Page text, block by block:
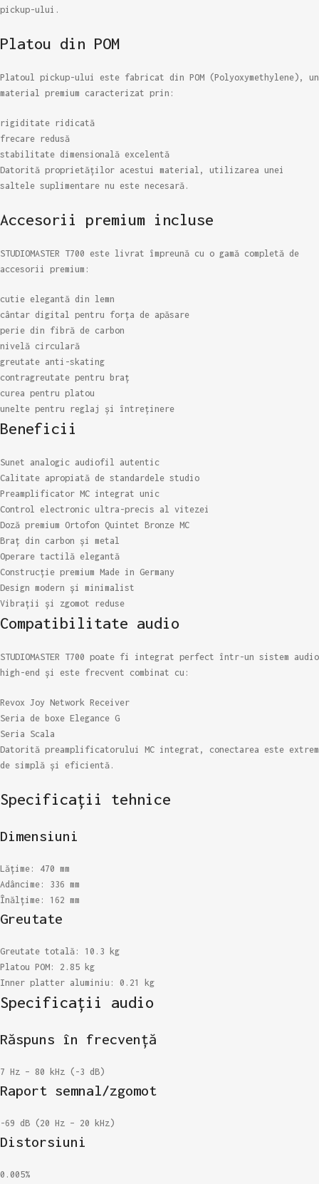
pickup-ului.
Platou din POM
Platoul pickup-ului este fabricat din POM (Polyoxymethylene), un
material premium caracterizat prin:
rigiditate ridicată
frecare redusă
stabilitate dimensională excelentă
Datorită proprietăților acestui material, utilizarea unei
saltele suplimentare nu este necesară.
Accesorii premium incluse
STUDIOMASTER T700 este livrat împreună cu o gamă completă de
accesorii premium:
cutie elegantă din lemn
cântar digital pentru forța de apăsare
perie din fibră de carbon
nivelă circulară
greutate anti-skating
contragreutate pentru braț
curea pentru platou
unelte pentru reglaj și întreținere
Beneficii
Sunet analogic audiofil autentic
Calitate apropiată de standardele studio
Preamplificator MC integrat unic
Control electronic ultra-precis al vitezei
Doză premium Ortofon Quintet Bronze MC
Braț din carbon și metal
Operare tactilă elegantă
Construcție premium Made in Germany
Design modern și minimalist
Vibrații și zgomot reduse
Compatibilitate audio
STUDIOMASTER T700 poate fi integrat perfect într-un sistem audio
high-end și este frecvent combinat cu:
Revox Joy Network Receiver
Seria de boxe Elegance G
Seria Scala
Datorită preamplificatorului MC integrat, conectarea este extrem
de simplă și eficientă.
Specificații tehnice
Dimensiuni
Lățime: 470 mm
Adâncime: 336 mm
Înălțime: 162 mm
Greutate
Greutate totală: 10.3 kg
Platou POM: 2.85 kg
Inner platter aluminiu: 0.21 kg
Specificații audio
Răspuns în frecvență
7 Hz – 80 kHz (-3 dB)
Raport semnal/zgomot
-69 dB (20 Hz – 20 kHz)
Distorsiuni
0.005%